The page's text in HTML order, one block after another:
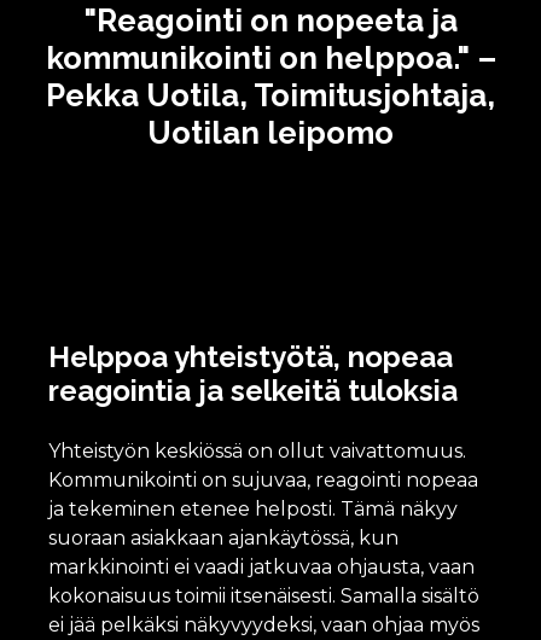
"Reagointi on nopeeta ja
kommunikointi on helppoa." –
Pekka Uotila, Toimitusjohtaja,
Uotilan leipomo
Helppoa yhteistyötä, nopeaa
reagointia ja selkeitä tuloksia
Yhteistyön keskiössä on ollut vaivattomuus.
Kommunikointi on sujuvaa, reagointi nopeaa
ja tekeminen etenee helposti. Tämä näkyy
suoraan asiakkaan ajankäytössä, kun
markkinointi ei vaadi jatkuvaa ohjausta, vaan
kokonaisuus toimii itsenäisesti. Samalla sisältö
ei jää pelkäksi näkyvyydeksi, vaan ohjaa myös